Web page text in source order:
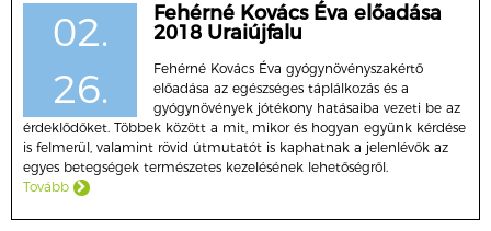
02.
26.
Fehérné Kovács Éva előadása
2018 Uraiújfalu
Fehérné Kovács Éva gyógynövényszakértő
előadása az egészséges táplálkozás és a
gyógynövények jótékony hatásaiba vezeti be az
érdeklődőket. Többek között a mit, mikor és hogyan együnk kérdése
is felmerül, valamint rövid útmutatót is kaphatnak a jelenlévők az
egyes betegségek természetes kezelésének lehetőségről.
Tovább